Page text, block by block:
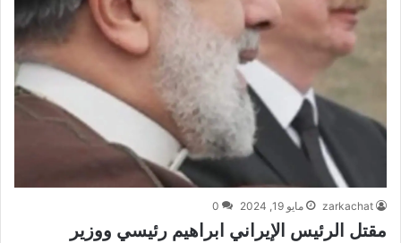
zarkachat مايو 19, 2024 0
مقتل الرئيس الإيراني ابراهيم رئيسي ووزير